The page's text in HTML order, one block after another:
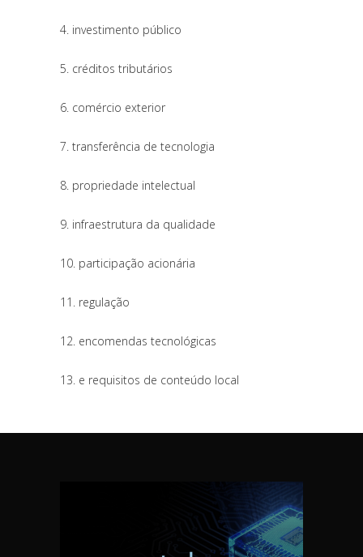
4. investimento público
5. créditos tributários
6. comércio exterior
7. transferência de tecnologia
8. propriedade intelectual
9. infraestrutura da qualidade
10. participação acionária
11. regulação
12. encomendas tecnológicas
13. e requisitos de conteúdo local